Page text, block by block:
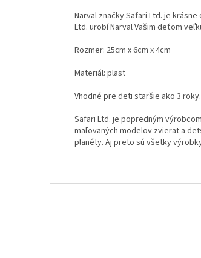
Narval značky Safari Ltd. je
Ltd. urobí Narval Vašim deťom
Rozmer: 25cm x 6cm x 4cm
Materiál: plast
Vhodné pre deti staršie ako 3 roky.
Safari Ltd. je popredným
maľovaných modelov zvierat a
planéty. Aj preto sú všetky